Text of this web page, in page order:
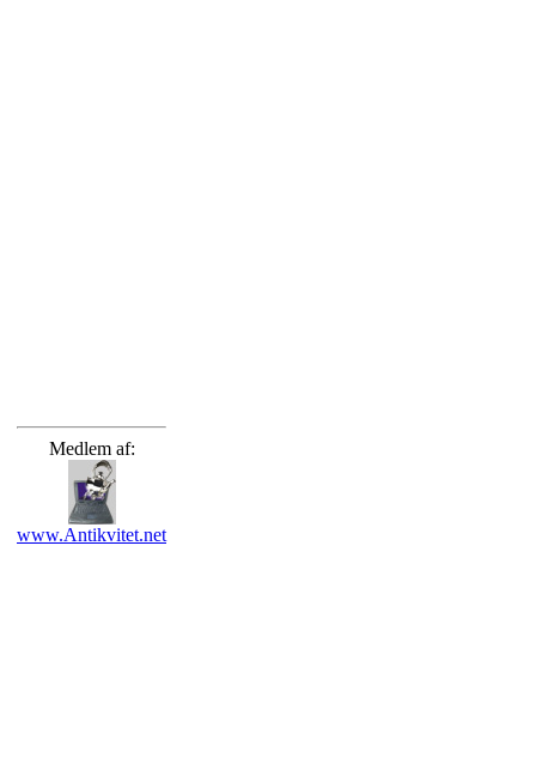
Medlem af:
www.Antikvitet.net